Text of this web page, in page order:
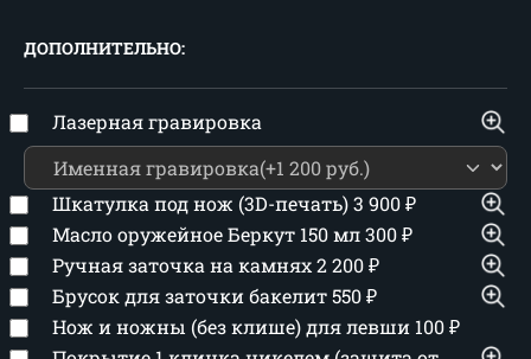
ДОПОЛНИТЕЛЬНО:
Лазерная гравировка
Шкатулка под нож (3D-печать)3 900₽
Масло оружейное Беркут 150 мл300₽
Ручная заточка на камнях2 200₽
Брусок для заточки бакелит550₽
Нож и ножны (без клише) для левши 100₽